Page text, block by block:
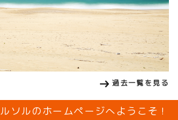
過去一覧を見る
ソルのホームページへようこそ！